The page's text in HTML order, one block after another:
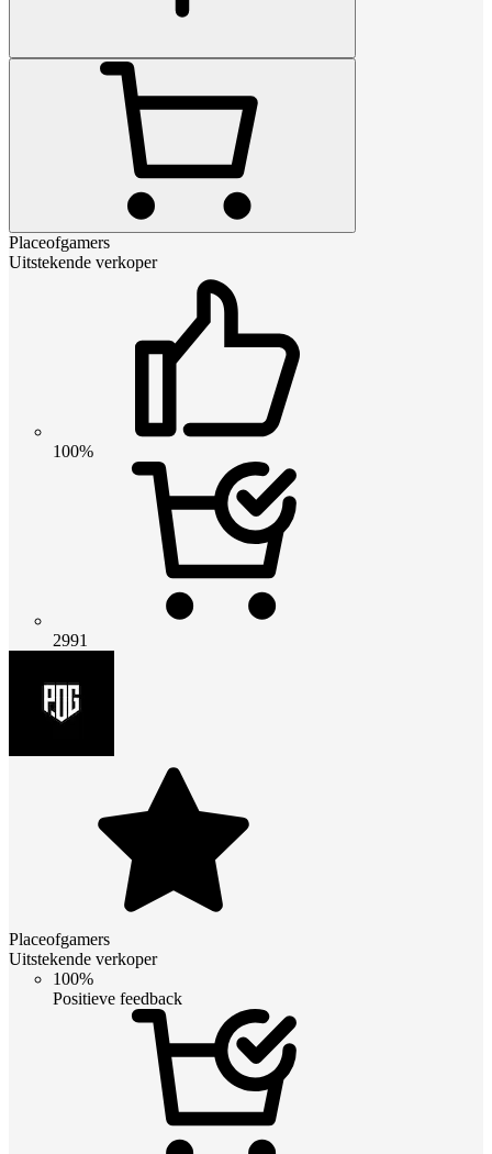
Placeofgamers
Uitstekende verkoper
100%
2991
Placeofgamers
Uitstekende verkoper
100%
Positieve feedback